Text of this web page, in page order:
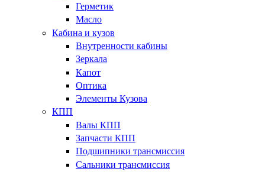
Герметик
Масло
Кабина и кузов
Внутренности кабины
Зеркала
Капот
Оптика
Элементы Кузова
КПП
Валы КПП
Запчасти КПП
Подшипники трансмиссия
Сальники трансмиссия